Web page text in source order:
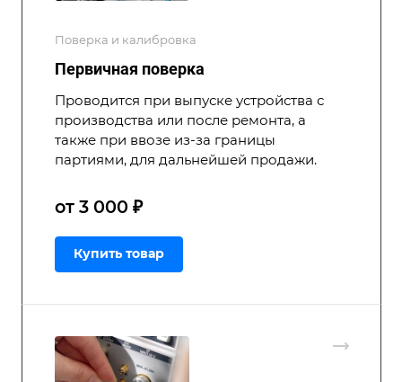
Поверка и калибровка
Первичная поверка
Проводится при выпуске устройства с
производства или после ремонта, а
также при ввозе из-за границы
партиями, для дальнейшей продажи.
от 3 000 ₽
Купить товар